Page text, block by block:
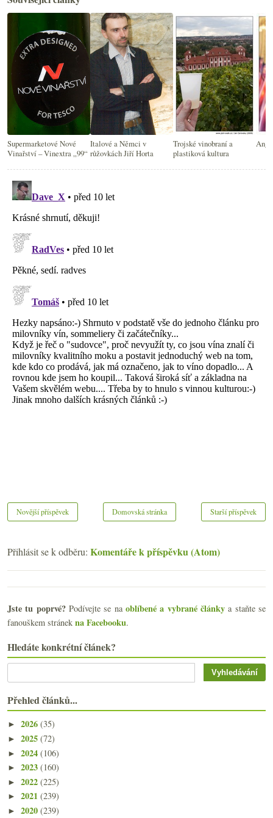
Supermarketové Nové
Vinařství – Vinextra „99“
Italové a Němci v
růžovkách Jiří Horta
Trojské vinobraní a
plastiková kultura
Novější příspěvek Starší příspěvek
Domovská stránka
Přihlásit se k odběru: Komentáře k příspěvku (Atom)
Jste tu poprvé?Podívejte se naoblíbené a vybrané články a staňte se
fanouškem stránek na Facebooku.
Hledáte konkrétní článek?
Přehled článků...
► 2026 (35)
► 2025 (72)
► 2024 (106)
► 2023 (160)
► 2022 (225)
► 2021 (239)
► 2020 (239)